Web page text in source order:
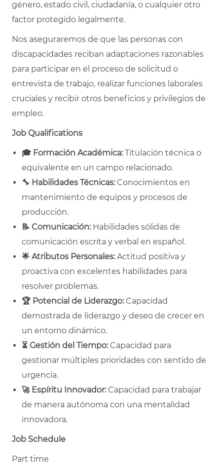
género, estado civil, ciudadanía, o cualquier otro
factor protegido legalmente.
Nos aseguraremos de que las personas con
discapacidades reciban adaptaciones razonables
para participar en el proceso de solicitud o
entrevista de trabajo, realizar funciones laborales
cruciales y recibir otros beneficios y privilegios de
empleo.
Job Qualifications
🎓 Formación Académica:Titulación técnica o
equivalente en un campo relacionado.
🔧 Habilidades Técnicas:Conocimientos en
mantenimiento de equipos y procesos de
producción.
📝 Comunicación:Habilidades sólidas de
comunicación escrita y verbal en español.
🌟 Atributos Personales:Actitud positiva y
proactiva con excelentes habilidades para
resolver problemas.
🏆 Potencial de Liderazgo:Capacidad
demostrada de liderazgo y deseo de crecer en
un entorno dinámico.
⏳ Gestión del Tiempo:Capacidad para
gestionar múltiples prioridades con sentido de
urgencia.
🚀 Espíritu Innovador:Capacidad para trabajar
de manera autónoma con una mentalidad
innovadora.
Job Schedule
Part time